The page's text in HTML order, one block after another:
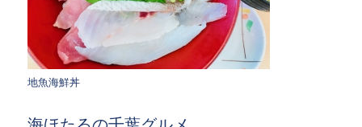
地魚海鮮丼